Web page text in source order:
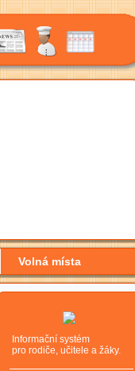
Volná místa
Informační systém
pro rodiče, učitele a žáky.